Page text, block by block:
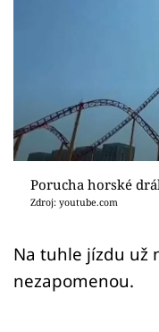
Sledujte
Přihlášení
Porucha horské
Zdroj: youtube.com
Na tuhle jízdu už
nezapomenou.